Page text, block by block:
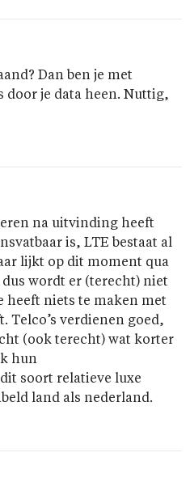
Dan ben je met
door je data heen. Nuttig,
na uitvinding heeft
is, LTE bestaat al
lijkt op dit moment qua
wordt er (terecht) niet
heeft niets te maken met
Telco’s verdienen goed,
(ook terecht) wat korter
hun
soort relatieve luxe
land als nederland.